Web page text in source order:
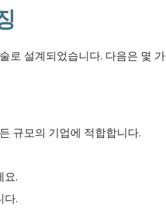
로 설계되었습니다. 다음은 몇 가
규모의 기업에 적합합니다.
요.
다.